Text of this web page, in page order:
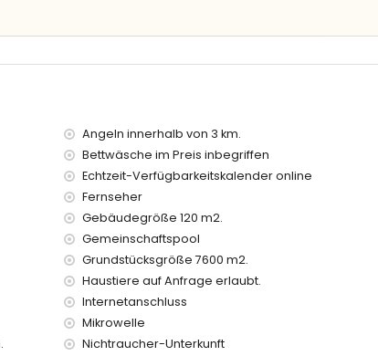
(innerhalb von 25 Metern von der Wohnung)
6 Kilometern von der Wohnung)
Kilometern von der Wohnung)
Kilometer)
von 50 Kilometern
mit Kindern
Mietpreis der Wohnung enthalten sind
Angeln innerhalb von 3 km.
Bettwäsche im Preis inbegriffen
Echtzeit-Verfügbarkeitskalender online
Fernseher
Gebäudegröße 120 m2.
Gemeinschaftspool
Grundstücksgröße 7600 m2.
Haustiere auf Anfrage erlaubt.
Internetanschluss
Mikrowelle
Nichtraucher-Unterkunft